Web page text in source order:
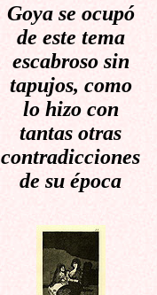
Goya se ocupó
de este tema
escabroso sin
tapujos, como
lo hizo con
tantas otras
contradicciones
de su época